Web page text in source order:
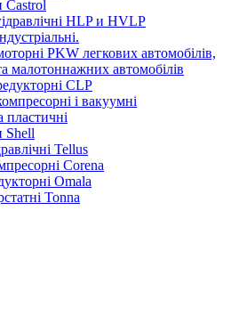
Castrol
HLP и HVLP
PKW легкових автомобілів,
малотоннажних автомобілів
CLP
і вакуумні
пластичні
Shell
Tellus
Corena
Omala
Tonna